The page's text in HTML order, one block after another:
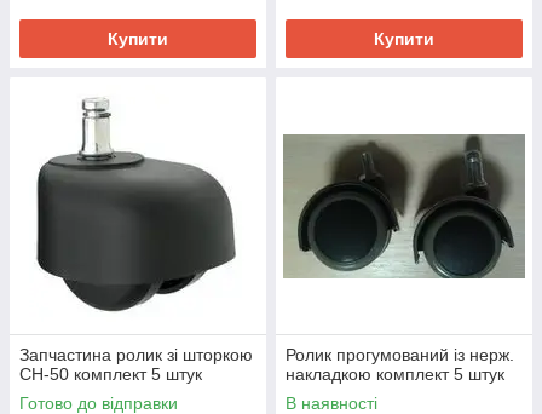
Купити Купити
Запчастина ролик зі шторкою
CH-50 комплект 5 штук
Готово до відправки
Ролик прогумований із нерж.
накладкою комплект 5 штук
В наявності